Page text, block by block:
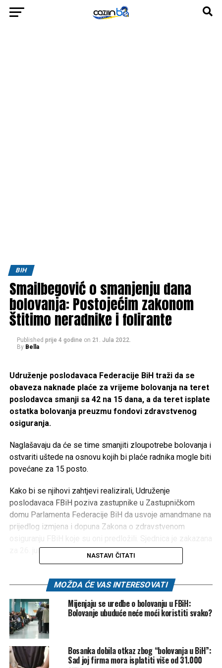
BIH
Smailbegović o smanjenju dana
bolovanja: Postojećim zakonom
štitimo neradnike i folirante
Published prije 4 godine on 21. Jula 2022.
By Bella
Udruženje poslodavaca Federacije BiH traži da se
obaveza naknade plaće za vrijeme bolovanja na teret
poslodavca smanji sa 42 na 15 dana, a da teret isplate
ostatka bolovanja preuzmu fondovi zdravstvenog
osiguranja.
Naglašavaju da će se time smanjiti zloupotrebe bolovanja i
ostvariti uštede na osnovu kojih bi plaće radnika mogle biti
povećane za 15 posto.
Kako bi se njihovi zahtjevi realizirali, Udruženje
poslodavaca FBiH poziva zastupnike u Zastupničkom
domu Parlamenta Federacije BiH da usvoje amandmane na
prijedlog izmjena i dopuna Zakona o zdravstvenom
za 26. juli.
Pojašnjenje smo zatražili od Adnana Smailbegovića,
predsjednika Udruženja poslodavaca FBiH.
– Mi tražimo izmjenu dva člana, dvije korekcije. Po
trenutnom Zakonu o zdravstvenom osiguranju, ako se radi
o povredi na radu, bez obzira na to da li je poslodavac kriv
ili nije za ozljedu, dakle može biti krivica radnika, nesretan
NASTAVI ČITATI
MOŽDA ĆE VAS INTERESOVATI
Mijenjaju se uredbe o bolovanju u FBiH:
Bolovanje ubuduće neće moći koristiti svako?
Bosanka dobila otkaz zbog “bolovanja u BiH”:
Sad joj firma mora isplatiti više od 31.000